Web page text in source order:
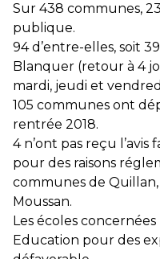
Sur 438 communes,
publique.
94 d’entre-elles, soit
Blanquer (retour à 4
mardi, jeudi et
105 communes ont
rentrée 2018.
4 n’ont pas reçu l’avis
pour des raisons
communes de Quillan,
Moussan.
Les écoles
Education pour des